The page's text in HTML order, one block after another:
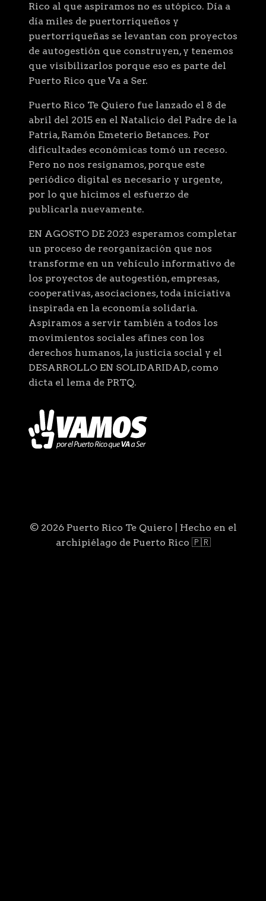
Rico al que aspiramos no es utópico. Día a
día miles de puertorriqueños y
puertorriqueñas se levantan con proyectos
de autogestión que construyen, y tenemos
que visibilizarlos porque eso es parte del
Puerto Rico que Va a Ser.
Puerto Rico Te Quiero fue lanzado el 8 de
abril del 2015 en el Natalicio del Padre de la
Patria, Ramón Emeterio Betances. Por
dificultades económicas tomó un receso.
Pero no nos resignamos, porque este
periódico digital es necesario y urgente,
por lo que hicimos el esfuerzo de
publicarla nuevamente.
EN AGOSTO DE 2023 esperamos completar
un proceso de reorganización que nos
transforme en un vehículo informativo de
los proyectos de autogestión, empresas,
cooperativas, asociaciones, toda iniciativa
inspirada en la economía solidaria.
Aspiramos a servir también a todos los
movimientos sociales afines con los
derechos humanos, la justicia social y el
DESARROLLO EN SOLIDARIDAD, como
dicta el lema de PRTQ.
© 2026 Puerto Rico Te Quiero | Hecho en el
archipiélago de Puerto Rico 🇵🇷